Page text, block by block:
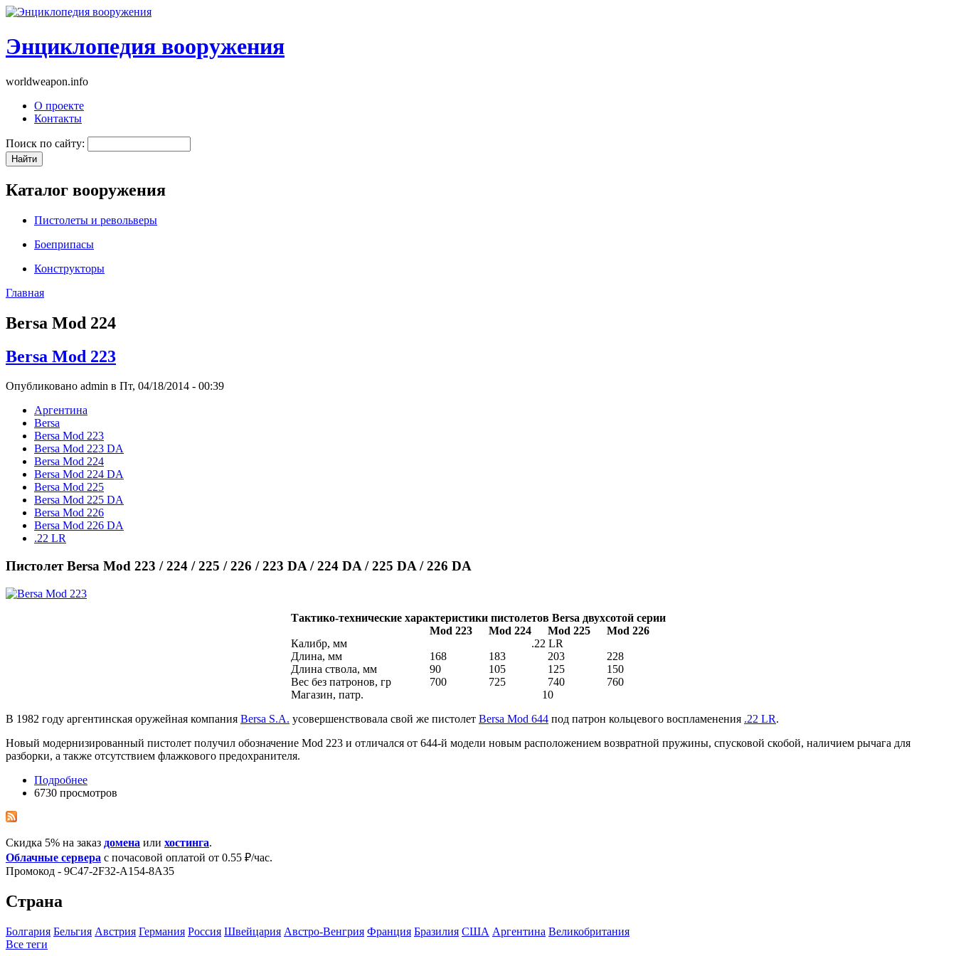
Энциклопедия вооружения
worldweapon.info
О проекте
Контакты
Поиск по сайту:
Каталог вооружения
Пистолеты и револьверы
Боеприпасы
Конструкторы
Главная
Bersa Mod 224
Bersa Mod 223
Опубликовано admin в Пт, 04/18/2014 - 00:39
Аргентина
Bersa
Bersa Mod 223
Bersa Mod 223 DA
Bersa Mod 224
Bersa Mod 224 DA
Bersa Mod 225
Bersa Mod 225 DA
Bersa Mod 226
Bersa Mod 226 DA
.22 LR
Пистолет Bersa Mod 223 / 224 / 225 / 226 / 223 DA / 224 DA / 225 DA / 226 DA
Тактико-технические характеристики пистолетов Bersa двухсотой серии
Mod 223
Mod 224 Mod 225
Mod 226
Калибр, мм
.22 LR
Длина, мм
168 183 203
228
Длина ствола, мм
90 105 125
150
Вес без патронов, гр
700 725 740
760
Магазин, патр.
10
В 1982 году аргентинская оружейная компания Bersa S.A. усовершенствовала свой же пистолет Bersa Mod 644 под патрон кольцевого воспламенения .22 LR.
Новый модернизированный пистолет получил обозначение Mod 223 и отличался от 644-й модели новым расположением возвратной пружины, спусковой скобой, наличием рычага для
разборки, а также отсутствием флажкового предохранителя.
Подробнее
6730 просмотров
Скидка 5% на заказ домена или хостинга.
Облачные сервера с почасовой оплатой от 0.55 ₽/час.
Промокод - 9C47-2F32-A154-8A35
Страна
Болгария Бельгия Австрия Германия Росcия Швейцария Австро-Венгрия Франция Бразилия США Аргентина Великобритания
Все теги